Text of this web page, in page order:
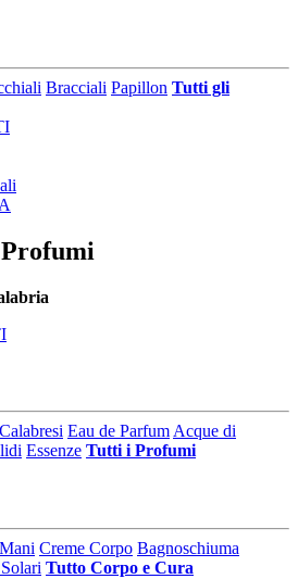
Bracciali Papillon Tutti gli
Eau de ParfumAcque di
Essenze Tutti i Profumi
Creme Corpo Bagnoschiuma
Tutto Corpo e Cura